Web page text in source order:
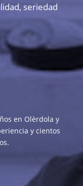
seriedad
en Olèrdola y
y cientos